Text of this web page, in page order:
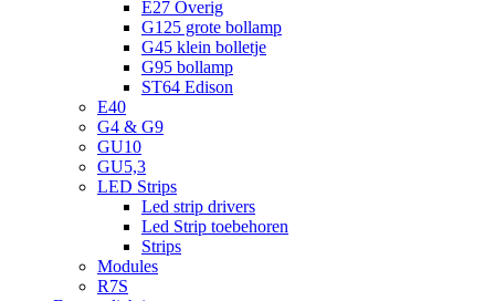
E27 Overig
G125 grote bollamp
G45 klein bolletje
G95 bollamp
ST64 Edison
E40
G4 & G9
GU10
GU5,3
LED Strips
Led strip drivers
Led Strip toebehoren
Strips
Modules
R7S